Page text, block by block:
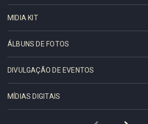
MIDIA KIT
ÁLBUNS DE FOTOS
DIVULGAÇÃO DE EVENTOS
MÍDIAS DIGITAIS